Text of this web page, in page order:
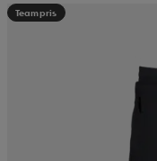
Teampris